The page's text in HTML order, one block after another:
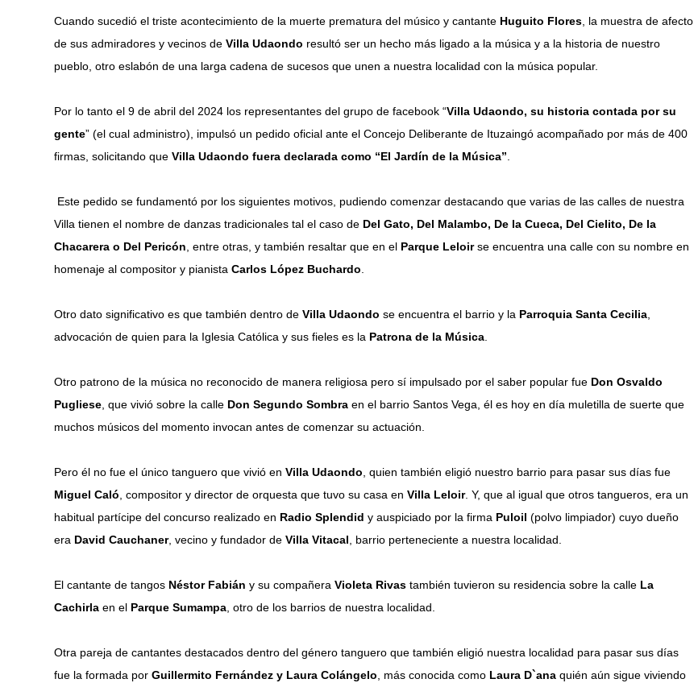
Cuando sucedió el triste acontecimiento de la muerte prematura del músico y cantante Huguito Flores , la muestra de afecto
de sus admiradores y vecinos deVilla Udaondo resultó ser un hecho más ligado a la música y a la historia de nuestro
pueblo, otro eslabón de una larga cadena de sucesos que unen a nuestra localidad con la música popular.
Por lo tanto el 9 de abril del 2024 los representantes del grupo de facebook “Villa Udaondo, su historia contada por su
gente” (el cual administro), impulsó un pedido oficial ante el Concejo Deliberante de Ituzaingó acompañado por más de 400
firmas, solicitando queVilla Udaondo fuera declarada como “El Jardín de la Música”
Este pedido se fundamentó por los siguientes motivos, pudiendo comenzar destacando que varias de las calles de nuestra
Villa tienen el nombre de danzas tradicionales tal el caso de Del Gato, Del Malambo, De la Cueca, Del Cielito, De la
Chacarera o Del Pericón , entre otras, y también resaltar que en el Parque Leloirse encuentra una calle con su nombre en
homenaje al compositor y pianistaCarlos López Buchardo
Otro dato significativo es que también dentro deVilla Udaondo se encuentra el barrio y la Parroquia Santa Cecilia
advocación de quien para la Iglesia Católica y sus fieles es la Patrona de la Música
Otro patrono de la música no reconocido de manera religiosa pero sí impulsado por el saber popular fue Don Osvaldo
Pugliese , que vivió sobre la calle Don Segundo Sombra en el barrio Santos Vega, él es hoy en día muletilla de suerte que
muchos músicos del momento invocan antes de comenzar su actuación.
Pero él no fue el único tanguero que vivió enVilla Udaondo , quien también eligió nuestro barrio para pasar sus días fue
Miguel Caló , compositor y director de orquesta que tuvo su casa enVilla Leloir. Y, que al igual que otros tangueros, era un
habitual partícipe del concurso realizado en Radio Splendid y auspiciado por la firma Puloil (polvo limpiador) cuyo dueño
era David Cauchaner, vecino y fundador deVilla Vitacal , barrio perteneciente a nuestra localidad.
El cantante de tangos Néstor Fabián y su compañeraVioleta Rivas también tuvieron su residencia sobre la calle La
Cachirla en el Parque Sumampa , otro de los barrios de nuestra localidad.
Otra pareja de cantantes destacados dentro del género tanguero que también eligió nuestra localidad para pasar sus días
fue la formada porGuillermito Fernández y Laura Colángelo , más conocida como Laura D`ana quién aún sigue viviendo